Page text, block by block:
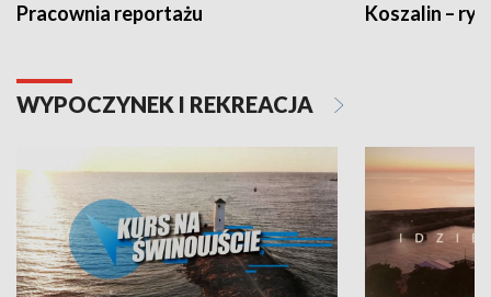
Pracownia reportażu Koszalin –
WYPOCZYNEK I REKREACJA